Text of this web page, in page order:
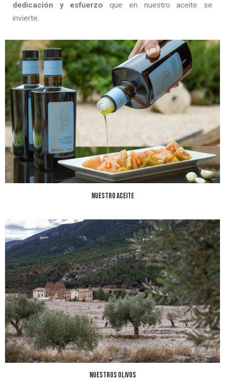
dedicación y esfuerzo que en nuestro aceite se
invierte.
Nuestro aceite
NUESTROS OLIVOS